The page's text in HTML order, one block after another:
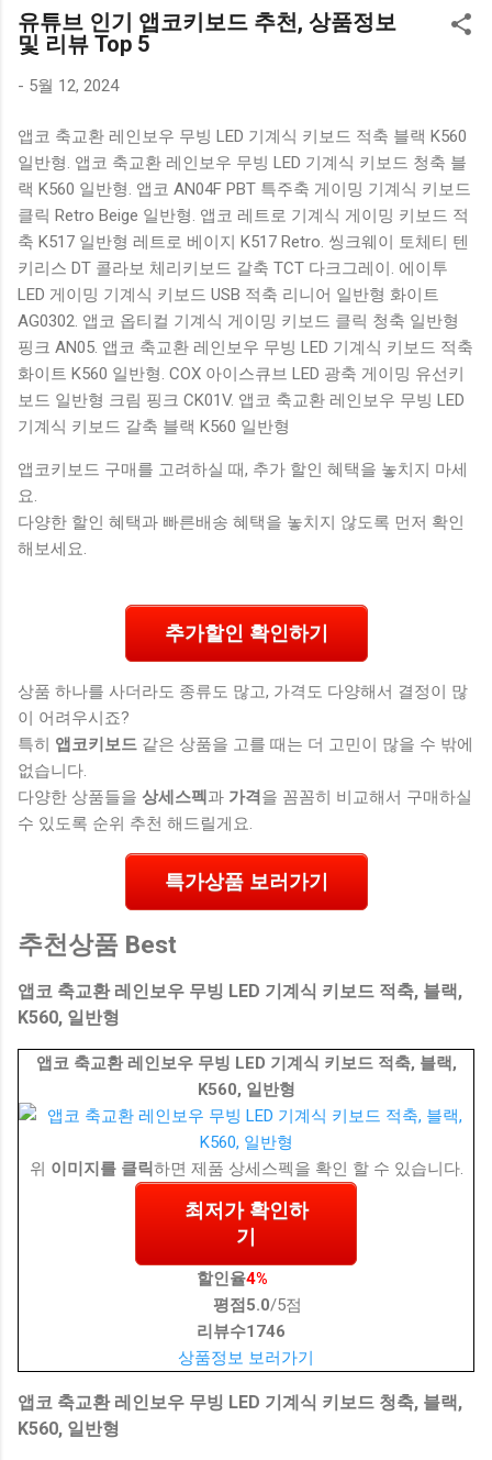
혜택을 놓치지 마세요. 다양한 할인 혜택과 빠른배송 혜택을 놓
치지 않도록 먼저 확인해보세요. 추가할인 확인하기 상품 하나
를 사더라도 종류도 많고, 가격도 다양해서 결정이 많이 어려우
많을 수 밖에 없습니다. 다양한 상품들을 상세스펙 과 가격 을
꼼꼼히 비교해서 구매하실 수 있도록 순위 추천 해드릴게요. 특
가상품 보러가기 추천상품 Best 유니콘 멀티페어링 스마트폰
태블릿 거치형 저소음 블루투스 키보드, BK-500SB, 일반형, 블
랙 유니콘 멀티페어링 스마트폰 태...
유튜브 인기 앱코키보드 추천, 상품정보
및 리뷰 Top 5
- 5월 12, 2024
앱코 축교환 레인보우 무빙 LED 기계식 키보드 적축 블랙 K560
일반형. 앱코 축교환 레인보우 무빙 LED 기계식 키보드 청축 블
랙 K560 일반형. 앱코 AN04F PBT 특주축 게이밍 기계식 키보드
클릭 Retro Beige 일반형. 앱코 레트로 기계식 게이밍 키보드 적
축 K517 일반형 레트로 베이지 K517 Retro. 씽크웨이 토체티 텐
키리스 DT 콜라보 체리키보드 갈축 TCT 다크그레이. 에이투
LED 게이밍 기계식 키보드 USB 적축 리니어 일반형 화이트
AG0302. 앱코 옵티컬 기계식 게이밍 키보드 클릭 청축 일반형
핑크 AN05. 앱코 축교환 레인보우 무빙 LED 기계식 키보드 적축
화이트 K560 일반형. COX 아이스큐브 LED 광축 게이밍 유선키
보드 일반형 크림 핑크 CK01V. 앱코 축교환 레인보우 무빙 LED
기계식 키보드 갈축 블랙 K560 일반형
앱코키보드 구매를 고려하실 때, 추가 할인 혜택을 놓치지 마세
요.
다양한 할인 혜택과 빠른배송 혜택을 놓치지 않도록 먼저 확인
해보세요.
추가할인 확인하기
상품 하나를 사더라도 종류도 많고, 가격도 다양해서 결정이 많
이 어려우시죠?
특히 앱코키보드 같은 상품을 고를 때는 더 고민이 많을 수 밖에
없습니다.
다양한 상품들을 상세스펙 과 가격 을 꼼꼼히 비교해서 구매하실
수 있도록 순위 추천 해드릴게요.
특가상품 보러가기
추천상품 Best
앱코 축교환 레인보우 무빙 LED 기계식 키보드 적축, 블랙,
K560, 일반형
앱코 축교환 레인보우 무빙 LED 기계식 키보드 적축, 블랙,
K560, 일반형
위 이미지를 클릭하면 제품 상세스펙을 확인 할 수 있습니다.
최저가 확인하
기
할인율4%
평점 5.0/5점
리뷰수1746
상품정보 보러가기
앱코 축교환 레인보우 무빙 LED 기계식 키보드 청축, 블랙,
K560, 일반형